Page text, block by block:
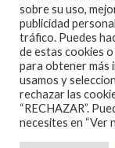
2007
sobre su uso,
publicidad
tráfico. Puedes
de estas cookies
para obtener más
usamos y
rechazar las
“RECHAZAR”.
necesites en “Ver